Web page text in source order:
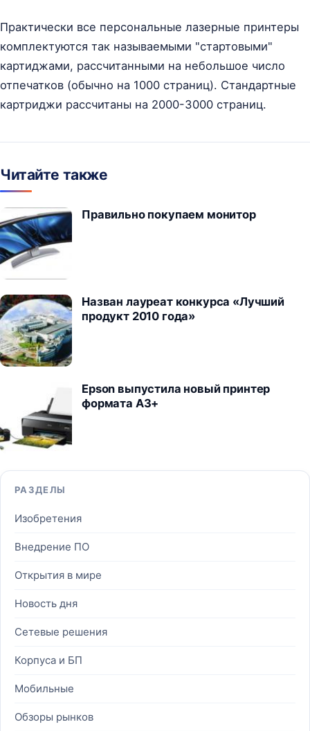
Практически все персональные лазерные принтеры
комплектуются так называемыми "стартовыми"
картиджами, рассчитанными на небольшое число
отпечатков (обычно на 1000 страниц). Стандартные
картриджи рассчитаны на 2000-3000 страниц.
Читайте также
Правильно покупаем монитор
Назван лауреат конкурса «Лучший
продукт 2010 года»
Epson выпустила новый принтер
формата А3+
РАЗДЕЛЫ
Изобретения
Внедрение ПО
Открытия в мире
Новость дня
Сетевые решения
Корпуса и БП
Мобильные
Обзоры рынков